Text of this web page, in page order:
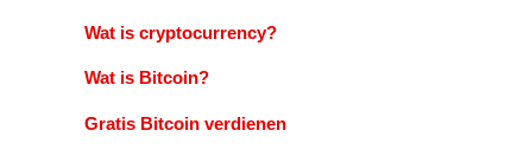
Wat is cryptocurrency?
Wat is Bitcoin?
Gratis Bitcoin verdienen